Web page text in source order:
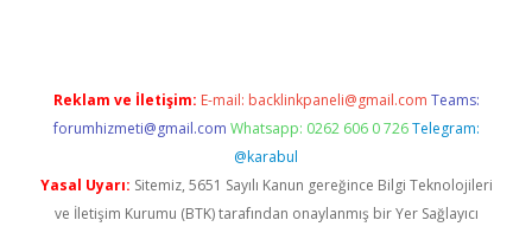
Reklam ve İletişim: E-mail: backlinkpaneli@gmail.com Teams:
forumhizmeti@gmail.com Whatsapp: 0262 606 0 726 Telegram:
@karabul
Yasal Uyarı: Sitemiz, 5651 Sayılı Kanun gereğince Bilgi Teknolojileri
ve İletişim Kurumu (BTK) tarafından onaylanmış bir Yer Sağlayıcı